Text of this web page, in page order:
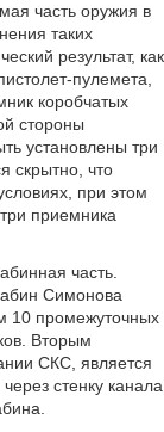
часть оружия в
таких
результат, как
пулемета,
коробчатых
стороны
установлены три
скрытно, что
при этом
приемника
часть.
Симонова
промежуточных
Вторым
СКС, является
стенку канала